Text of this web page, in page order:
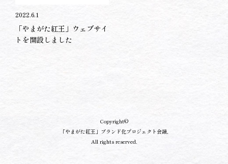
2022.6.1
「やまがた紅王」ウェブサイ
トを開設しました
Copyright©
「やまがた紅王」ブランド化プロジェクト会議,
All rights reserved.